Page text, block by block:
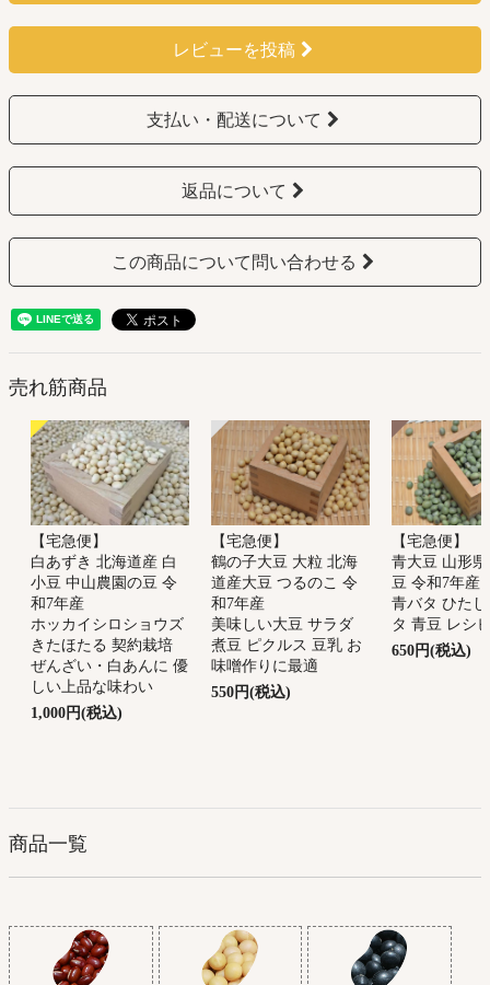
レビューを投稿
支払い・配送について
返品について
この商品について問い合わせる
売れ筋商品
【宅急便】
白あずき 北海道産 白
小豆 中山農園の豆 令
和7年産
ホッカイシロショウズ
きたほたる 契約栽培
ぜんざい・白あんに 優
しい上品な味わい
1,000円(税込)
【宅急便】
鶴の子大豆 大粒 北海
道産大豆 つるのこ 令
和7年産
美味しい大豆 サラダ
煮豆 ピクルス 豆乳 お
味噌作りに最適
550円(税込)
【宅急便】
青大豆 山形
豆 令和7年産
青バタ ひた
タ 青豆 レシ
650円(税込)
商品一覧